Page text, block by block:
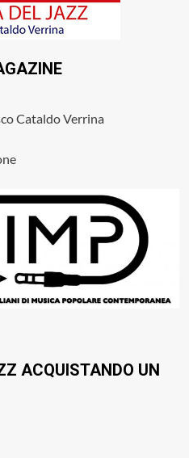
Cataldo Verrina
ACQUISTANDO UN